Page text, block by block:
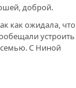
доброй.
как ожидала, что
устроить
семью. С Ниной